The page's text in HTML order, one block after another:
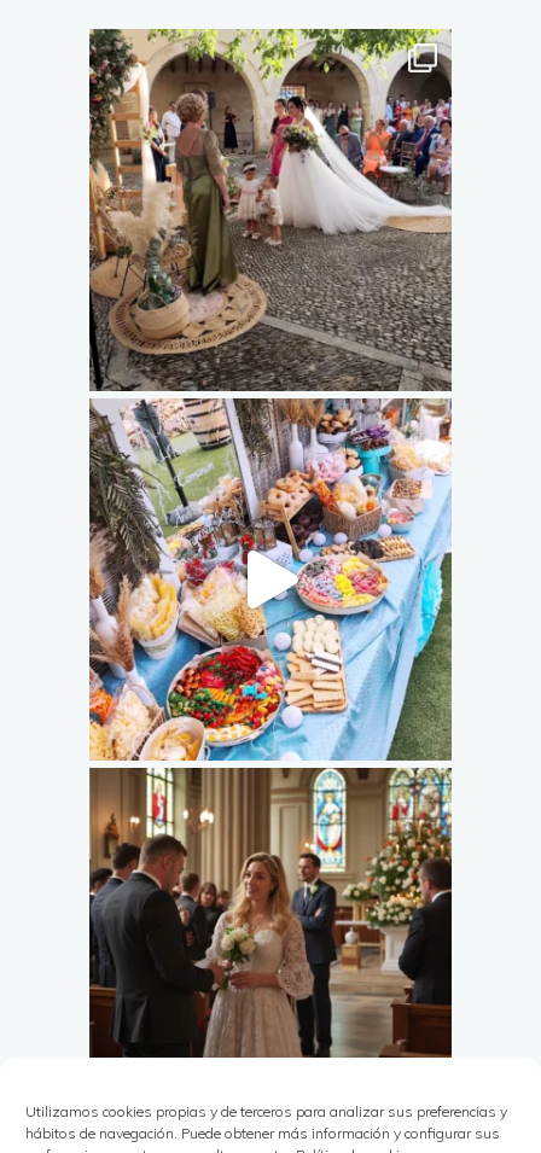
Utilizamos cookies propias y de terceros para analizar sus preferencias y
hábitos de navegación. Puede obtener más información y configurar sus